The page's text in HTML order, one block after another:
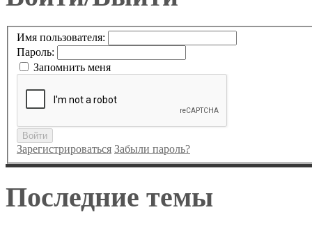
Имя пользователя:
Пароль:
Запомнить меня
Войти
Зарегистрироваться Забыли пароль?
Последние темы